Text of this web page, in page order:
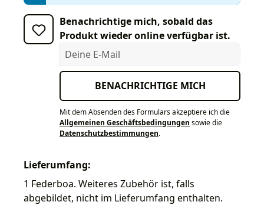
Benachrichtige mich, sobald das
Produkt wieder online verfügbar ist.
Deine E-Mail
BENACHRICHTIGE MICH
Mit dem Absenden des Formulars akzeptiere ich die
Allgemeinen Geschäftsbedingungen sowie die
Datenschutzbestimmungen.
Lieferumfang:
1 Federboa. Weiteres Zubehör ist, falls
abgebildet, nicht im Lieferumfang enthalten.